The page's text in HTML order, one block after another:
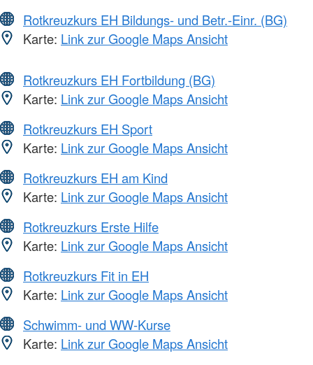
Rotkreuzkurs EH Bildungs- und Betr.-Einr. (BG)
Karte: Link zur Google Maps Ansicht
Rotkreuzkurs EH Fortbildung (BG)
Karte: Link zur Google Maps Ansicht
Rotkreuzkurs EH Sport
Karte: Link zur Google Maps Ansicht
Rotkreuzkurs EH am Kind
Karte: Link zur Google Maps Ansicht
Rotkreuzkurs Erste Hilfe
Karte: Link zur Google Maps Ansicht
Rotkreuzkurs Fit in EH
Karte: Link zur Google Maps Ansicht
Schwimm- und WW-Kurse
Karte: Link zur Google Maps Ansicht